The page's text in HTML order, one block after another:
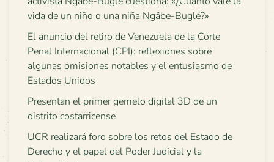
vida de un niño o una niña Ngäbe-Buglé?»
El anuncio del retiro de Venezuela de la Corte
Penal Internacional (CPI): reflexiones sobre
algunas omisiones notables y el entusiasmo de
Estados Unidos
Presentan el primer gemelo digital 3D de un
distrito costarricense
UCR realizará foro sobre los retos del Estado de
Derecho y el papel del Poder Judicial y la